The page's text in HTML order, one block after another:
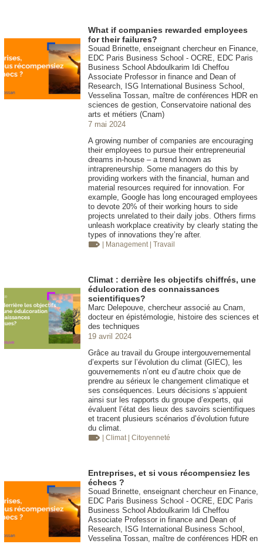
What if companies rewarded employees
for their failures?
Souad Brinette, enseignant chercheur en Finance,
EDC Paris Business School - OCRE, EDC Paris
Business School Abdoulkarim Idi Cheffou
Associate Professor in finance and Dean of
Research, ISG International Business School,
Vesselina Tossan, maître de conférences HDR en
sciences de gestion, Conservatoire national des
arts et métiers (Cnam)
7 mai 2024
A growing number of companies are encouraging
their employees to pursue their entrepreneurial
dreams in-house – a trend known as
intrapreneurship. Some managers do this by
providing workers with the financial, human and
material resources required for innovation. For
example, Google has long encouraged employees
to devote 20% of their working hours to side
projects unrelated to their daily jobs. Others firms
unleash workplace creativity by clearly stating the
types of innovations they’re after.
| Management | Travail
Climat : derrière les objectifs chiffrés, une
édulcoration des connaissances
scientifiques?
Marc Delepouve, chercheur associé au Cnam,
docteur en épistémologie, histoire des sciences et
des techniques
19 avril 2024
Grâce au travail du Groupe intergouvernemental
d’experts sur l’évolution du climat (GIEC), les
gouvernements n’ont eu d’autre choix que de
prendre au sérieux le changement climatique et
ses conséquences. Leurs décisions s’appuient
ainsi sur les rapports du groupe d’experts, qui
évaluent l’état des lieux des savoirs scientifiques
et tracent plusieurs scénarios d’évolution future
du climat.
| Climat | Citoyenneté
Entreprises, et si vous récompensiez les
échecs ?
Souad Brinette, enseignant chercheur en Finance,
EDC Paris Business School - OCRE, EDC Paris
Business School Abdoulkarim Idi Cheffou
Associate Professor in finance and Dean of
Research, ISG International Business School,
Vesselina Tossan, maître de conférences HDR en